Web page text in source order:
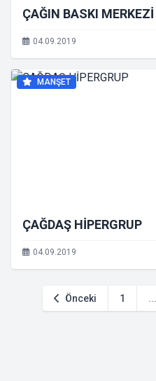
ÇAĞIN BASKI MERKEZİ
04.09.2019
MANŞET
ÇAĞDAŞ HİPERGRUP
04.09.2019
Önceki 1 ...